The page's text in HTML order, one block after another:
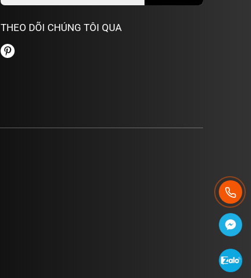
THEO DÕI CHÚNG TÔI QUA